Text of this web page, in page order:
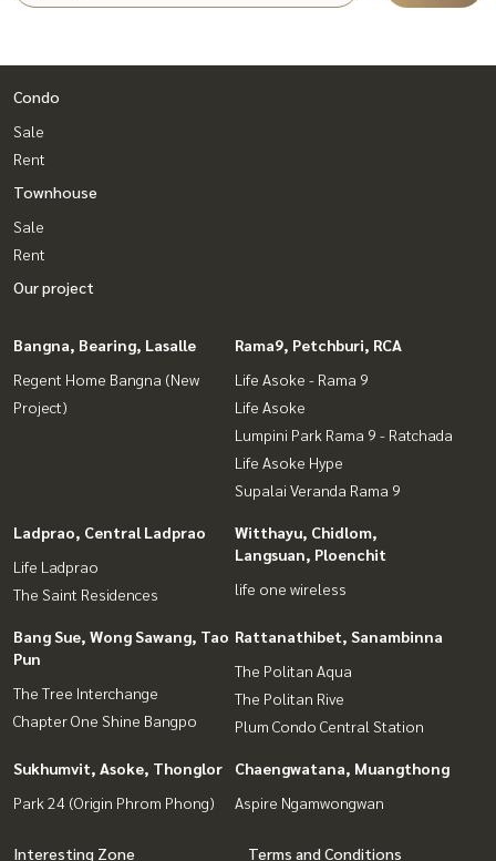
Condo
Sale
Rent
Townhouse
Sale
Rent
Our project
Bangna, Bearing, Lasalle
Regent Home Bangna (New
Project)
Rama9, Petchburi, RCA
Life Asoke - Rama 9
Life Asoke
Lumpini Park Rama 9 - Ratchada
Life Asoke Hype
Supalai Veranda Rama 9
Ladprao, Central Ladprao
Life Ladprao
The Saint Residences
Witthayu, Chidlom,
Langsuan, Ploenchit
life one wireless
Bang Sue, Wong Sawang, Tao
Pun
The Tree Interchange
Chapter One Shine Bangpo
Rattanathibet, Sanambinna
The Politan Aqua
The Politan Rive
Plum Condo Central Station
Sukhumvit, Asoke, Thonglor
Park 24 (Origin Phrom Phong)
Chaengwatana, Muangthong
Aspire Ngamwongwan
Interesting Zone Terms and Conditions